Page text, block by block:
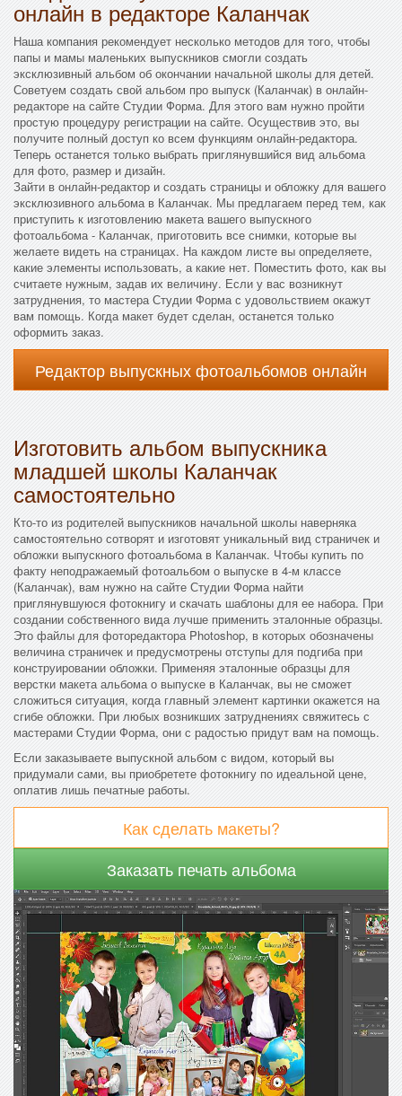
онлайн в редакторе Каланчак
Наша компания рекомендует несколько методов для того, чтобы
папы и мамы маленьких выпускников смогли создать
эксклюзивный альбом об окончании начальной школы для детей.
Советуем создать свой альбом про выпуск (Каланчак) в онлайн-
редакторе на сайте Студии Форма. Для этого вам нужно пройти
простую процедуру регистрации на сайте. Осуществив это, вы
получите полный доступ ко всем функциям онлайн-редактора.
Теперь останется только выбрать приглянувшийся вид альбома
для фото, размер и дизайн.
Зайти в онлайн-редактор и создать страницы и обложку для вашего
эксклюзивного альбома в Каланчак. Мы предлагаем перед тем, как
приступить к изготовлению макета вашего выпускного
фотоальбома - Каланчак, приготовить все снимки, которые вы
желаете видеть на страницах. На каждом листе вы определяете,
какие элементы использовать, а какие нет. Поместить фото, как вы
считаете нужным, задав их величину. Если у вас возникнут
затруднения, то мастера Студии Форма с удовольствием окажут
вам помощь. Когда макет будет сделан, останется только
оформить заказ.
Редактор выпускных фотоальбомов онлайн
Изготовить альбом выпускника
младшей школы Каланчак
самостоятельно
Кто-то из родителей выпускников начальной школы наверняка
самостоятельно сотворят и изготовят уникальный вид страничек и
обложки выпускного фотоальбома в Каланчак. Чтобы купить по
факту неподражаемый фотоальбом о выпуске в 4-м классе
(Каланчак), вам нужно на сайте Студии Форма найти
приглянувшуюся фотокнигу и скачать шаблоны для ее набора. При
создании собственного вида лучше применить эталонные образцы.
Это файлы для фоторедактора Photoshop, в которых обозначены
величина страничек и предусмотрены отступы для подгиба при
конструировании обложки. Применяя эталонные образцы для
верстки макета альбома о выпуске в Каланчак, вы не сможет
сложиться ситуация, когда главный элемент картинки окажется на
сгибе обложки. При любых возникших затруднениях свяжитесь с
мастерами Студии Форма, они с радостью придут вам на помощь.
Если заказываете выпускной альбом с видом, который вы
придумали сами, вы приобретете фотокнигу по идеальной цене,
оплатив лишь печатные работы.
Как сделать макеты?
Заказать печать альбома